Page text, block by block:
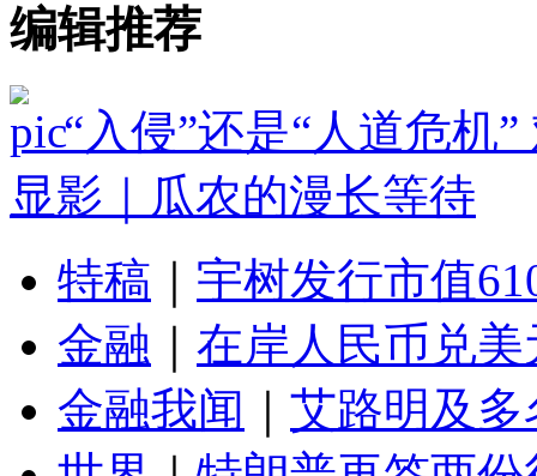
编辑推荐
“入侵”还是“人道危机
显影｜瓜农的漫长等待
特稿
宇树发行市值
金融
在岸人民币兑
金融我闻
艾路明及